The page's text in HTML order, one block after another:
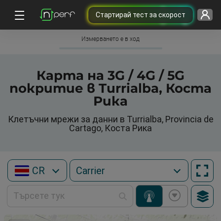
Cтартирай тест за скорост
Измерването е в ход
Карта на 3G / 4G / 5G
покритие в Turrialba, Коста
Рика
Клетъчни мрежи за данни в Turrialba, Provincia de
Cartago, Коста Рика
CR